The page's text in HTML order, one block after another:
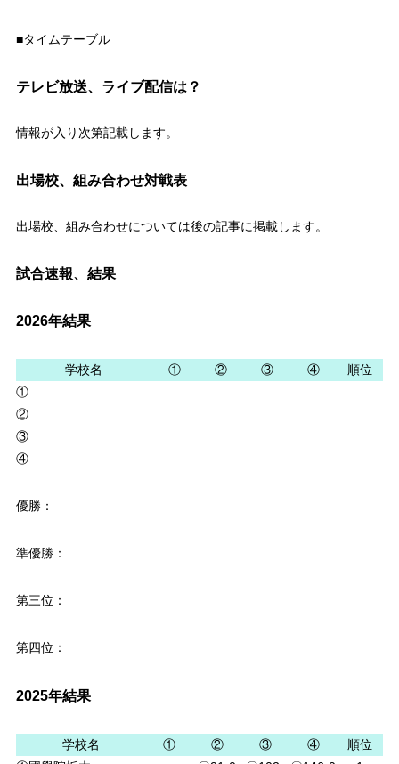
■タイムテーブル
テレビ放送、ライブ配信は？
情報が入り次第記載します。
出場校、組み合わせ対戦表
出場校、組み合わせについては後の記事に掲載します。
試合速報、結果
2026年結果
学校名 ① ② ③ ④
順位
①
②
③
④
優勝：
準優勝：
第三位：
第四位：
2025年結果
学校名 ① ② ③ ④
順位